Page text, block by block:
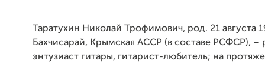
Таратухин Николай Трофимович, род. 21 августа
Бахчисарай, Крымская АССР (в составе РСФСР), –
энтузиаст гитары, гитарист-любитель; на